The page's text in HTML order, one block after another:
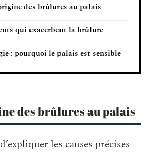
des brûlures au palais
qui exacerbent la brûlure
: pourquoi le palais est sensible
des brûlures au palais
les causes précises